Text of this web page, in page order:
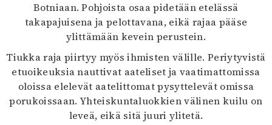
Lehdet
4/2026
1/2026
6/2025
5/2025 saame
5/2025
Lehtiarkisto
Botniaan. Pohjoista osaa pidetään etelässä
takapajuisena ja pelottavana, eikä rajaa pääse
ylittämään kevein perustein.
Tiukka raja piirtyy myös ihmisten välille. Periytyvistä
etuoikeuksia nauttivat aateliset ja vaatimattomissa
oloissa elelevät aatelittomat pysyttelevät omissa
porukoissaan. Yhteiskuntaluokkien välinen kuilu on
leveä, eikä sitä juuri ylitetä.